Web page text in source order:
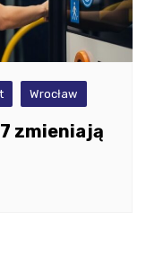
Wrocław
zmieniają